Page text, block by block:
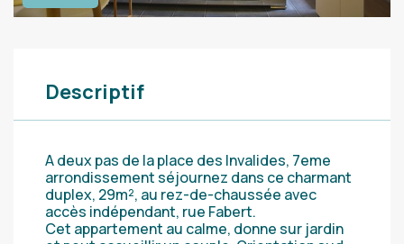
Descriptif
A deux pas de la place des Invalides, 7eme
arrondissement séjournez dans ce charmant
duplex, 29m², au rez-de-chaussée avec
accès indépendant, rue Fabert.
Cet appartement au calme, donne sur jardin